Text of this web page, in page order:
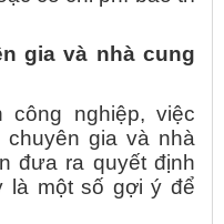
gia và nhà cung
nghiệp, việc
gia và nhà
đưa ra quyết định
là một số gợi ý để